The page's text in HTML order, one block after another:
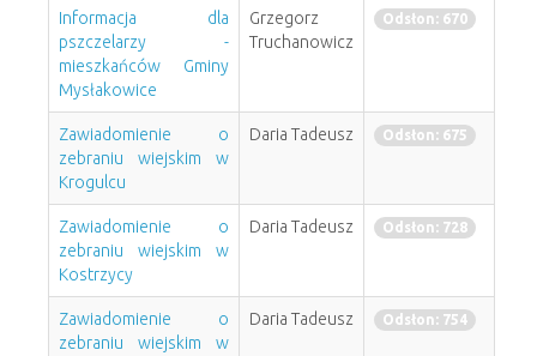
Informacja dla
pszczelarzy -
mieszkańców Gminy
Mysłakowice
Grzegorz
Truchanowicz
Odsłon: 670
Zawiadomienie o
zebraniu wiejskim w
Krogulcu
Daria Tadeusz Odsłon: 675
Zawiadomienie o
zebraniu wiejskim w
Kostrzycy
Daria Tadeusz Odsłon: 728
Zawiadomienie o
zebraniu wiejskim w
Daria Tadeusz Odsłon: 754